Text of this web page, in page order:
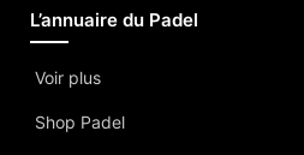
L’annuaire du Padel
Voir plus
Shop Padel